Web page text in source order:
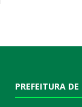
PREFEITURA DE